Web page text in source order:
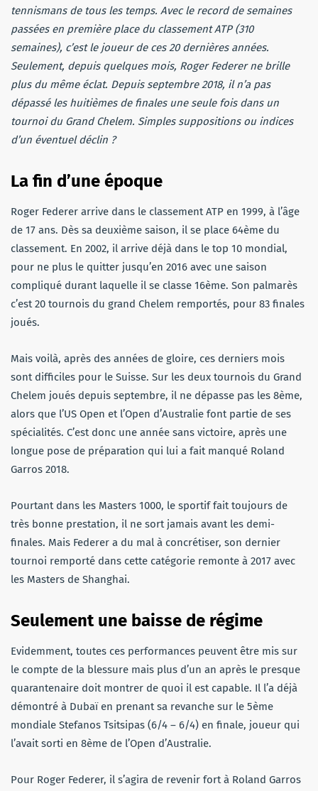
tennismans de tous les temps. Avec le record de semaines
passées en première place du classement ATP (310
semaines), c’est le joueur de ces 20 dernières années.
Seulement, depuis quelques mois, Roger Federer ne brille
plus du même éclat. Depuis septembre 2018, il n’a pas
dépassé les huitièmes de finales une seule fois dans un
tournoi du Grand Chelem. Simples suppositions ou indices
d’un éventuel déclin ?
La fin d’une époque
Roger Federer arrive dans le classement ATP en 1999, à l’âge
de 17 ans. Dès sa deuxième saison, il se place 64ème du
classement. En 2002, il arrive déjà dans le top 10 mondial,
pour ne plus le quitter jusqu’en 2016 avec une saison
compliqué durant laquelle il se classe 16ème. Son palmarès
c’est 20 tournois du grand Chelem remportés, pour 83 finales
joués.
Mais voilà, après des années de gloire, ces derniers mois
sont difficiles pour le Suisse. Sur les deux tournois du Grand
Chelem joués depuis septembre, il ne dépasse pas les 8ème,
alors que l’US Open et l’Open d’Australie font partie de ses
spécialités. C’est donc une année sans victoire, après une
longue pose de préparation qui lui a fait manqué Roland
Garros 2018.
Pourtant dans les Masters 1000, le sportif fait toujours de
très bonne prestation, il ne sort jamais avant les demi-
finales. Mais Federer a du mal à concrétiser, son dernier
tournoi remporté dans cette catégorie remonte à 2017 avec
les Masters de Shanghai.
Seulement une baisse de régime
Evidemment, toutes ces performances peuvent être mis sur
le compte de la blessure mais plus d’un an après le presque
quarantenaire doit montrer de quoi il est capable. Il l’a déjà
démontré à Dubaï en prenant sa revanche sur le 5ème
mondiale Stefanos Tsitsipas (6/4 – 6/4) en finale, joueur qui
l’avait sorti en 8ème de l’Open d’Australie.
Pour Roger Federer, il s’agira de revenir fort à Roland Garros